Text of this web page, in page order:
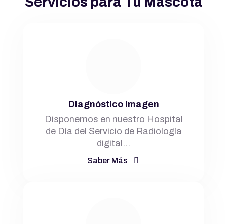
Diagnóstico Imagen
Disponemos en nuestro Hospital
de Día del Servicio de Radiología
digital…
Saber Más